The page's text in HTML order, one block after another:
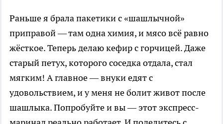
Раньше я брала пакетики с «шашлычной»
приправой — там одна химия, и мясо всё равно
жёсткое. Теперь делаю кефир с горчицей. Даже
старый петух, которого соседка отдала, стал
мягким! А главное — внуки едят с
удовольствием, и у меня не болит живот после
шашлыка. Попробуйте и вы — этот экспресс-